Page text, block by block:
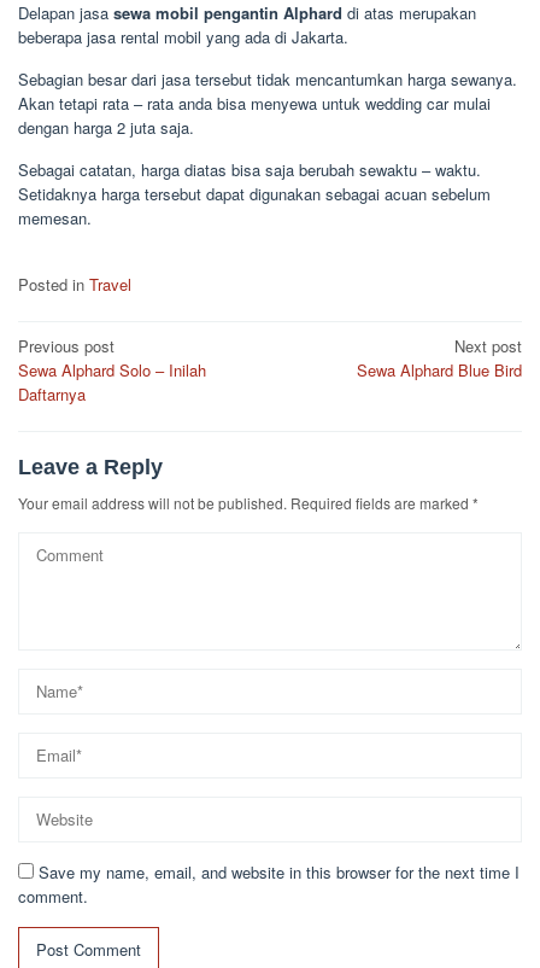
Delapan jasa sewa mobil pengantin Alphard di atas merupakan
beberapa jasa rental mobil yang ada di Jakarta.
Sebagian besar dari jasa tersebut tidak mencantumkan harga sewanya.
Akan tetapi rata – rata anda bisa menyewa untuk wedding car mulai
dengan harga 2 juta saja.
Sebagai catatan, harga diatas bisa saja berubah sewaktu – waktu.
Setidaknya harga tersebut dapat digunakan sebagai acuan sebelum
memesan.
Posted in Travel
Post
navigation
Previous post
Sewa Alphard Solo – Inilah
Daftarnya
Next post
Sewa Alphard Blue Bird
Leave a Reply
Your email address will not be published. Required fields are marked *
Save my name, email, and website in this browser for the next time I
comment.